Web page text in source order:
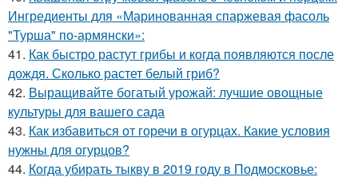
Ингредиенты для «Маринованная спаржевая фасоль
"Турша" по-армянски»:
41. Как быстро растут грибы и когда появляются после
дождя. Сколько растет белый гриб?
42. Выращивайте богатый урожай: лучшие овощные
культуры для вашего сада
43. Как избавиться от горечи в огурцах. Какие условия
нужны для огурцов?
44. Когда убирать тыкву в 2019 году в Подмосковье: